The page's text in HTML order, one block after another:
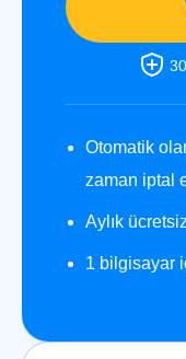
Otomatik
zaman iptal
Aylık
1 bilgisayar